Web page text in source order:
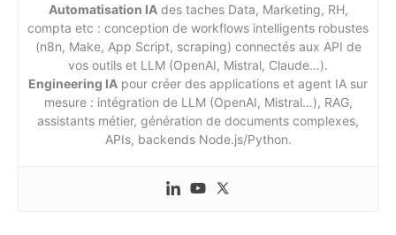
Automatisation IAdes taches Data, Marketing, RH,
compta etc : conception de workflows intelligents robustes
(n8n, Make, App Script, scraping) connectés aux API de
vos outils et LLM (OpenAI, Mistral, Claude…).
Engineering IA pour créer des applications et agent IA sur
mesure : intégration de LLM (OpenAI, Mistral…), RAG,
assistants métier, génération de documents complexes,
APIs, backends Node.js/Python.